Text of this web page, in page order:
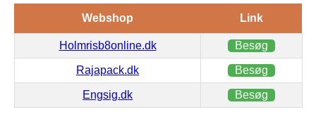
Webshop Link
Holmrisb8online.dk Besøg
Rajapack.dk Besøg
Engsig.dk Besøg